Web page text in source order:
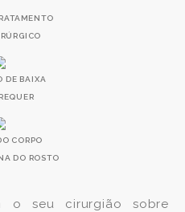
DE BAIXA
CORPO
DO ROSTO
o seu cirurgião sobre